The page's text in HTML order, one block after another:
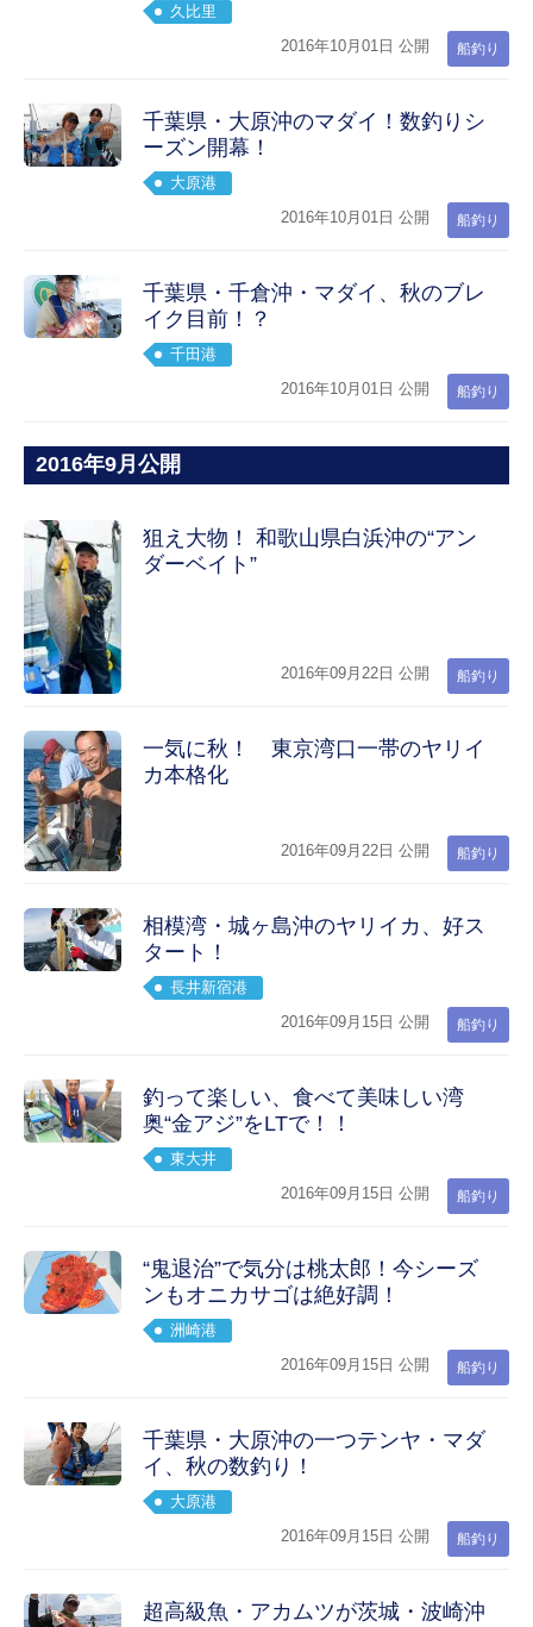
久比里
船釣り
2016年10月01日 公開
千葉県・大原沖のマダイ！数釣りシ
ーズン開幕！
大原港
船釣り
2016年10月01日 公開
千葉県・千倉沖・マダイ、秋のブレ
イク目前！？
千田港
船釣り
2016年10月01日 公開
2016年9月公開
狙え大物！ 和歌山県白浜沖の“アン
ダーベイト”
船釣り
2016年09月22日 公開
一気に秋！ 東京湾口一帯のヤリイ
カ本格化
船釣り
2016年09月22日 公開
相模湾・城ヶ島沖のヤリイカ、好ス
タート！
長井新宿港
船釣り
2016年09月15日 公開
釣って楽しい、食べて美味しい湾
奥“金アジ”をLTで！！
東大井
船釣り
2016年09月15日 公開
“鬼退治”で気分は桃太郎！今シーズ
ンもオニカサゴは絶好調！
洲崎港
船釣り
2016年09月15日 公開
千葉県・大原沖の一つテンヤ・マダ
イ、秋の数釣り！
大原港
船釣り
2016年09月15日 公開
超高級魚・アカムツが茨城・波崎沖